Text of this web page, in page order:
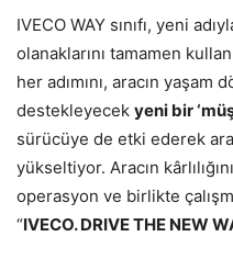
IVECO WAY sınıfı, yeni
olanaklarını tamamen
her adımını, aracın
destekleyecek yeni bir
sürücüye de etki ederek
yükseltiyor. Aracın
operasyon ve birlikte
“IVECO. DRIVE THE NEW